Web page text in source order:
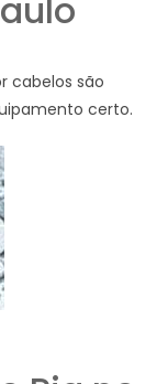
cabelos são
certo.